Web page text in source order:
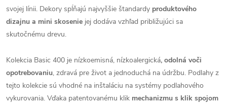
svojej línii. Dekory spĺňajú najvyššie štandardy produktového
dizajnu a mini skosenie jej dodáva vzhľad približujúci sa
skutočnému drevu.
Kolekcia Basic 400 je nízkoemisná, nízkoalergická, odolná voči
opotrebovaniu, zdravá pre život a jednoduchá na údržbu. Podlahy z
tejto kolekcie sú vhodné na inštaláciu na systémy podlahového
vykurovania. Vďaka patentovanému klik mechanizmu s klik spojom